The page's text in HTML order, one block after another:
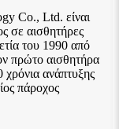
Co., Ltd. είναι
σε αισθητήρες
του 1990 από
πρώτο αισθητήρα
ανάπτυξης
πάροχος